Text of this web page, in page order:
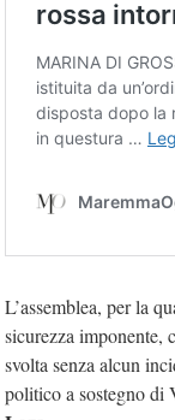
L’assemblea, per la
sicurezza imponente,
svolta senza alcun
politico a sostegno di